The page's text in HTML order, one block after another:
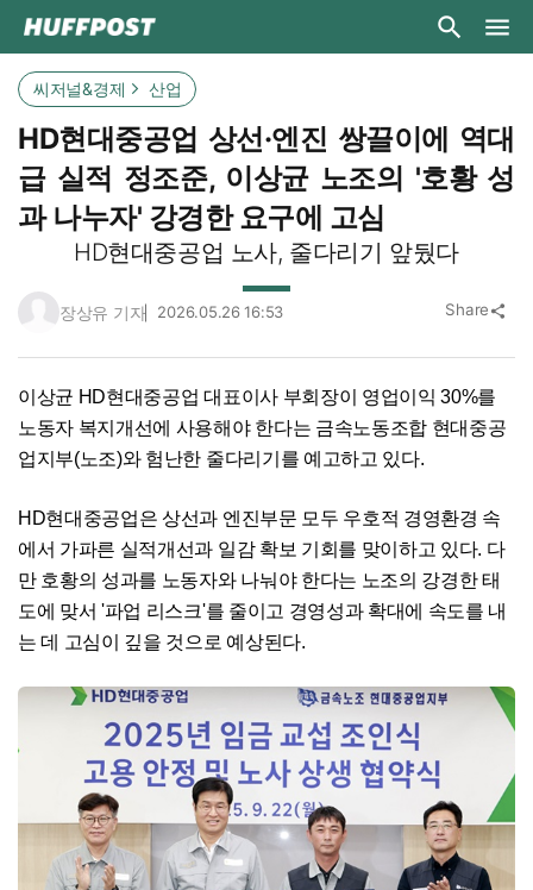
씨저널&경제 산업
HD현대중공업 상선·엔진 쌍끌이에 역대
급 실적 정조준, 이상균 노조의 '호황 성
과 나누자' 강경한 요구에 고심
HD현대중공업 노사, 줄다리기 앞뒀다
장상유 기자 2026.05.26 16:53 Share share
이상균 HD현대중공업 대표이사 부회장이 영업이익 30%를
노동자 복지개선에 사용해야 한다는 금속노동조합 현대중공
업지부(노조)와 험난한 줄다리기를 예고하고 있다.
HD현대중공업은 상선과 엔진부문 모두 우호적 경영환경 속
에서 가파른 실적개선과 일감 확보 기회를 맞이하고 있다. 다
만 호황의 성과를 노동자와 나눠야 한다는 노조의 강경한 태
도에 맞서 '파업 리스크'를 줄이고 경영성과 확대에 속도를 내
는 데 고심이 깊을 것으로 예상된다.